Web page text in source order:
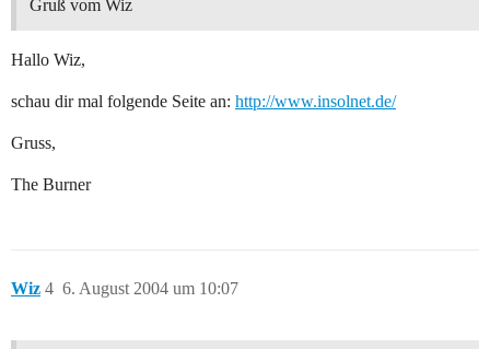
Gruß vom Wiz
Hallo Wiz,
schau dir mal folgende Seite an: http://www.insolnet.de/
Gruss,
The Burner
Wiz 6. August 2004 um 10:07
4